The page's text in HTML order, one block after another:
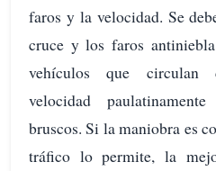
faros y la velocidad. Se
cruce y los faros
vehículos que circulan
velocidad
bruscos. Si la maniobra es
tráfico lo permite, la